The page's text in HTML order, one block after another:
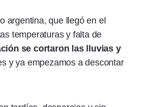
argentina, que llegó en el
temperaturas y falta de
se cortaron las lluvias y
y ya empezamos a descontar